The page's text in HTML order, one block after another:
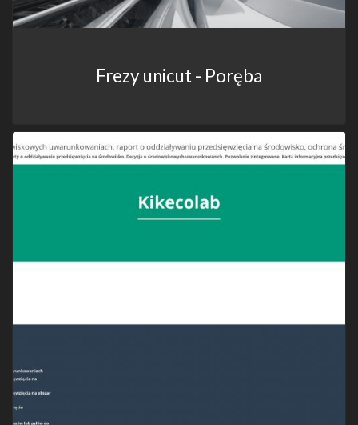
Frezy unicut - Poręba